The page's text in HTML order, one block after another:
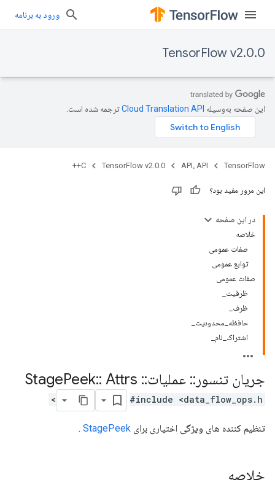
ورود به برنامه
TensorFlow v2.0.0
این صفحه به‌وسیله ترجمه شده است.
TensorFlow API، API TensorFlow v2.0.0
C++
این مرور مفید بود؟
در این صفحه
خلاصه
صفات عمومی
توابع عمومی
صفات عمومی
ظرفیت_
ظرف_
حافظه_محدودیت_
اشتراک_نام_
جریان تنسور :: عملیات::
Peek:: Attrs
#include <data_flow_ops.h>
تنظیم کننده های ویژگی اختیاری برای StagePeek
.
خلاصه